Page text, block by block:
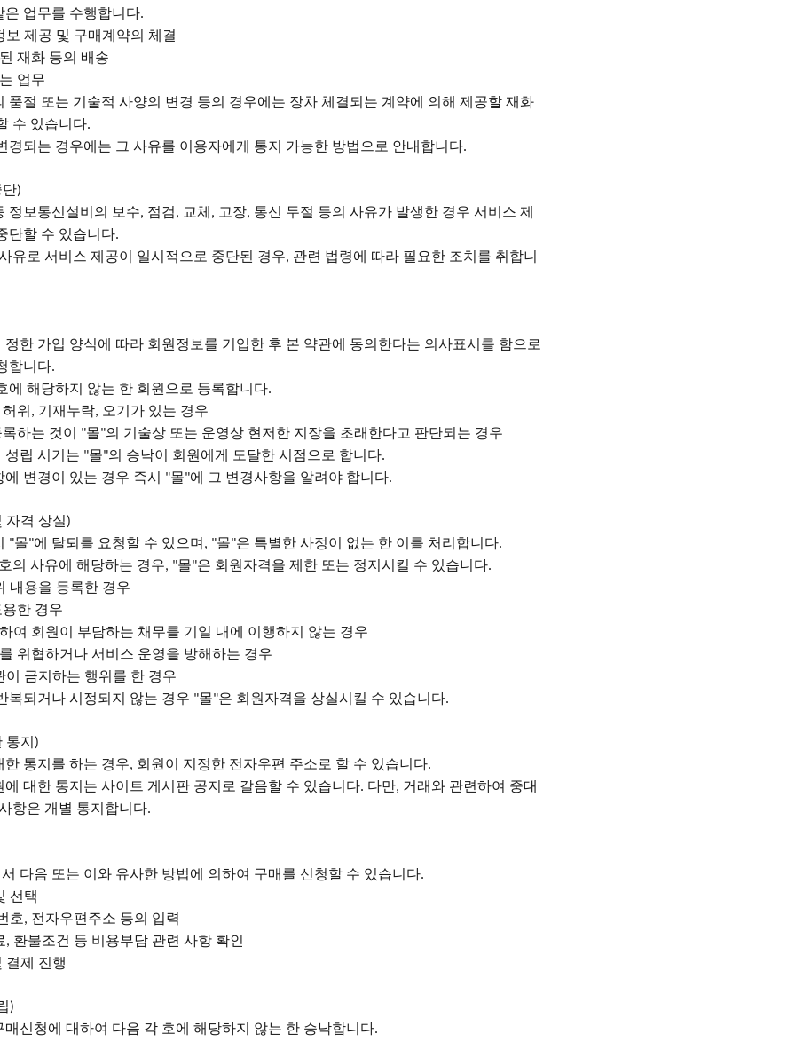
은 업무를 수행합니다.
보 제공 및 구매계약의 체결
재화 등의 배송
업무
품절 또는 기술적 사양의 변경 등의 경우에는 장차 체결되는 계약에 의해 제공할 재화
수 있습니다.
경되는 경우에는 그 사유를 이용자에게 통지 가능한 방법으로 안내합니다.
단)
정보통신설비의 보수, 점검, 교체 , 고장, 통신 두절 등의 사유가 발생한 경우 서비스 제
단할 수 있습니다.
유로 서비스 제공이 일시적으로 중단된 경우, 관련 법령에 따라 필요한 조치를 취합니
정한 가입 양식에 따라 회원정보를 기입한 후 본 약관에 동의한다는 의사표시를 함으로
합니다.
에 해당하지 않는 한 회원으로 등록합니다.
위 , 기재누락, 오기가 있는 경우
하는 것이 "몰"의 기술상 또는 운영상 현저한 지장을 초래한다고 판단되는 경우
성립 시기는 "몰"의 승낙이 회원에게 도달한 시점으로 합니다.
변경이 있는 경우 즉시 "몰"에 그 변경사항을 알려야 합니다.
자격 상실)
"몰"에 탈퇴를 요청할 수 있으며 , "몰"은 특별한 사정이 없는 한 이를 처리합니다.
의 사유에 해당하는 경우, "몰"은 회원자격을 제한 또는 정지시킬 수 있습니다.
내용을 등록한 경우
한 경우
여 회원이 부담하는 채무를 기일 내에 이행하지 않는 경우
위협하거나 서비스 운영을 방해하는 경우
이 금지하는 행위를 한 경우
복되거나 시정되지 않는 경우 "몰"은 회원자격을 상실시킬 수 있습니다.
지 )
한 통지를 하는 경우, 회원이 지정한 전자우편 주소로 할 수 있습니다.
에 대한 통지는 사이트 게시판 공지로 갈음할 수 있습니다. 다만, 거래와 관련하여 중대
항은 개별 통지합니다.
다음 또는 이와 유사한 방법에 의하여 구매를 신청할 수 있습니다.
선택
호, 전자우편주소 등의 입력
, 환불조건 등 비용부담 관련 사항 확인
결제 진행
)
매신청에 대하여 다음 각 호에 해당하지 않는 한 승낙합니다.